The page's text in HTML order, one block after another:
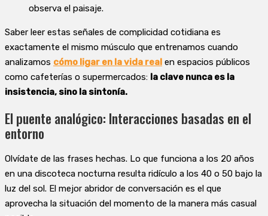
observa el paisaje.
Saber leer estas señales de complicidad cotidiana es
exactamente el mismo músculo que entrenamos cuando
analizamos cómo ligar en la vida real en espacios públicos
como cafeterías o supermercados: la clave nunca es la
insistencia, sino la sintonía.
El puente analógico: Interacciones basadas en el
entorno
Olvídate de las frases hechas. Lo que funciona a los 20 años
en una discoteca nocturna resulta ridículo a los 40 o 50 bajo la
luz del sol. El mejor abridor de conversación es el que
aprovecha la situación del momento de la manera más casual